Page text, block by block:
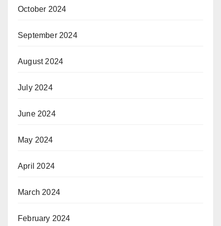
October 2024
September 2024
August 2024
July 2024
June 2024
May 2024
April 2024
March 2024
February 2024